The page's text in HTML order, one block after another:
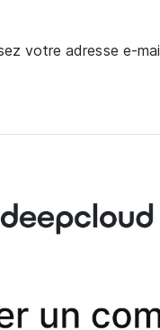
votre adresse e-